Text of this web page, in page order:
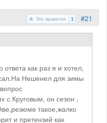
#21
Это нравится 1
ответа как раз я и хотел,
Нешенел для зимы
с Круговым, он сезон ,
такое,жалко
и претензий как